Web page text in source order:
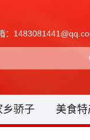
：
乡骄子 美食特